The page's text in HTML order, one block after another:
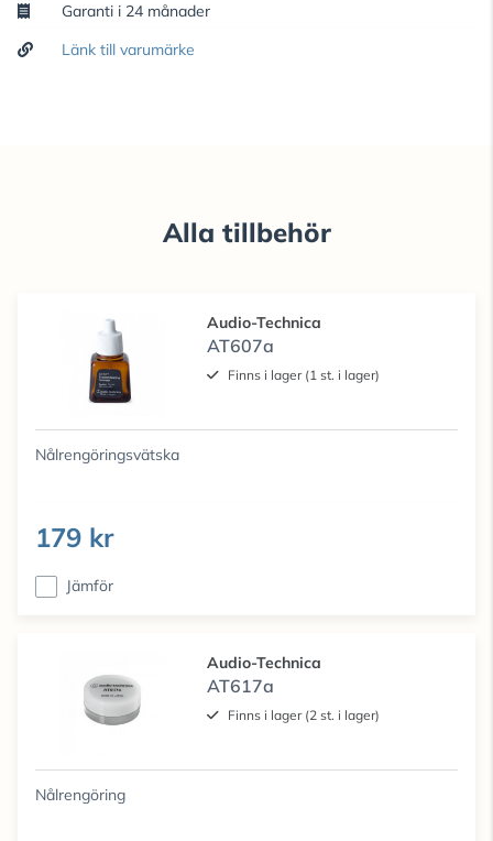
Garanti i 24 månader
Länk till varumärke
Alla tillbehör
Audio-Technica
AT607a
Finns i lager (1 st. i lager)
Nålrengöringsvätska
179 kr
Jämför
Audio-Technica
AT617a
Finns i lager (2 st. i lager)
Nålrengöring